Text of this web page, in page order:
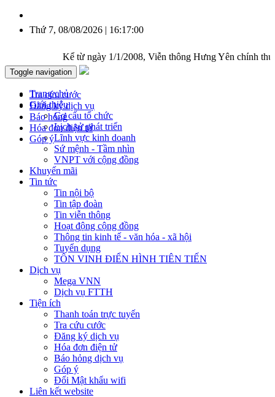
Tra cứu cước
Đăng ký dịch vụ
Báo hỏng
Hóa đơn điện tử
Góp ý
Thứ 7, 08/08/2026 | 16:17:01
Kể từ ngày 1/1/2008, Viễn thông Hưng Yên chính
Toggle navigation
Trang chủ
Giới thiệu
Cơ cấu tổ chức
Lịch sử phát triển
Lĩnh vực kinh doanh
Sứ mệnh - Tầm nhìn
VNPT với cộng đồng
Khuyến mãi
Tin tức
Tin nội bộ
Tin tập đoàn
Tin viễn thông
Hoạt động cộng đồng
Thông tin kinh tế - văn hóa - xã hội
Tuyển dụng
TÔN VINH ĐIỂN HÌNH TIÊN TIẾN
Dịch vụ
Mega VNN
Dịch vụ FTTH
Tiện ích
Thanh toán trực tuyến
Tra cứu cước
Đăng ký dịch vụ
Hóa đơn điện tử
Báo hỏng dịch vụ
Góp ý
Đổi Mật khẩu wifi
Liên kết website